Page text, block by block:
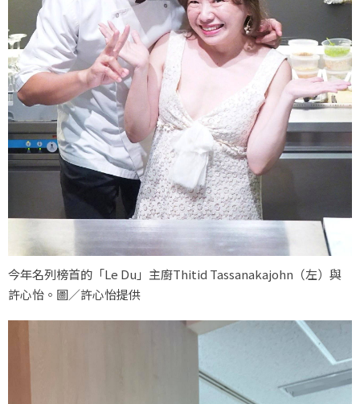
今年名列榜首的「Le Du」主廚Thitid Tassanakajohn（左）與
許心怡。圖／許心怡提供